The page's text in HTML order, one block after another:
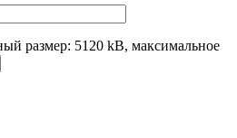
размер: 5120 kB, максимальное